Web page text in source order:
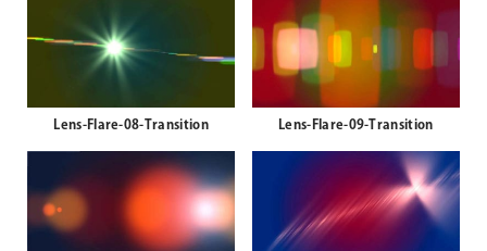
Lens-Flare-06-Transition Lens-Flare-07-Transition
Lens-Flare-08-Transition Lens-Flare-09-Transition